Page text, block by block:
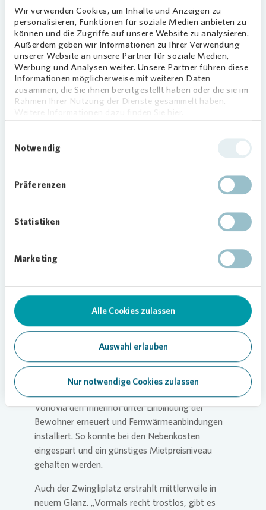
Wir verwenden Cookies, um Inhalte und Anzeigen zu
personalisieren, Funktionen für soziale Medien anbieten zu
können und die Zugriffe auf unsere Website zu analysieren.
Außerdem geben wir Informationen zu Ihrer Verwendung
unserer Website an unsere Partner für soziale Medien,
Werbung und Analysen weiter. Unsere Partner führen diese
Informationen möglicherweise mit weiteren Daten
zusammen, die Sie ihnen bereitgestellt haben oder die sie im
Rahmen Ihrer Nutzung der Dienste gesammelt haben.
Notwendig
Präferenzen
Statistiken
Marketing
Alle Cookies zulassen
Auswahl erlauben
Nur notwendige Cookies zulassen
Eltingplatz sein. Er soll nächstes Jahr im Rahmen
des städtischen „Realisierungswettbewerbs
Eltingplatz/Eltingstraße“ neu strukturiert werden.
„Dort wäre die Büste des Namensgebers dann im
wahrsten Sinne an ihrem Platz“, ergänzt Michael
Klöpsch, Regionalbereichsleiter vonVonovia.
Im Essener Nordviertel ließ Hermann Elting Ende
errichten. Dort lebten zunächst die Arbeiter der
Deutsche Annington) kaufte den Bestand von
schließlich im Jahre 2015 die
Seitdem ist im Eltingviertel einiges geschehen.
Das ehemals „schwierige“ Viertel ist als erste
eines der Vorzeigeprojekte des Unternehmens.
Das Viertel wird in mehreren Etappen
modernisiert. Im ersten Zuge wurde der
„Victoriahof“ fertiggestellt. Neben neuen
Vonoviaden Innenhof unter Einbindung der
Bewohner erneuert und Fernwärmeanbindungen
installiert. So konnte bei den Nebenkosten
eingespart und ein günstiges Mietpreisniveau
gehalten werden.
Auch der Zwingliplatz erstrahlt mittlerweile in
neuem Glanz. „Vormals recht trostlos, gibt es